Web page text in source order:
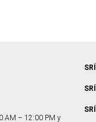
AM – 12:00 PM y